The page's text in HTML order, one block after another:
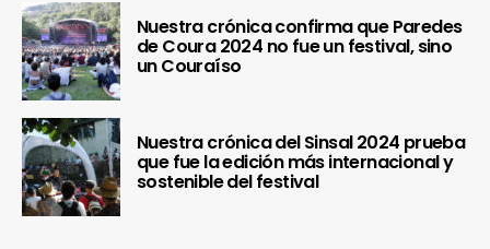
Nuestra crónica confirma que Paredes
de Coura 2024 no fue un festival, sino
un Couraíso
Nuestra crónica del Sinsal 2024 prueba
que fue la edición más internacional y
sostenible del festival